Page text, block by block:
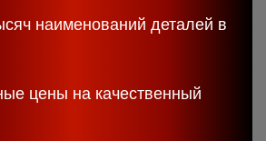
наименований деталей в
цены на качественный